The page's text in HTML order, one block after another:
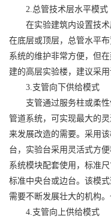
2.总管技术层水平模式
在实验建筑内设置技术
在底层或顶层，总管水平
系统的维护非常方便，但
建的高层实验楼，建议采用
3.支管向下供给模式
支管通过服务柱或柔性
管道系统，可实现最大的
来发展改造的需要。采用
台，实验台采用灵活式方
系统模块配套使用，标准
标准中央台或边台。该模
需要不断发展壮大的机构
4.支管向上供给模式